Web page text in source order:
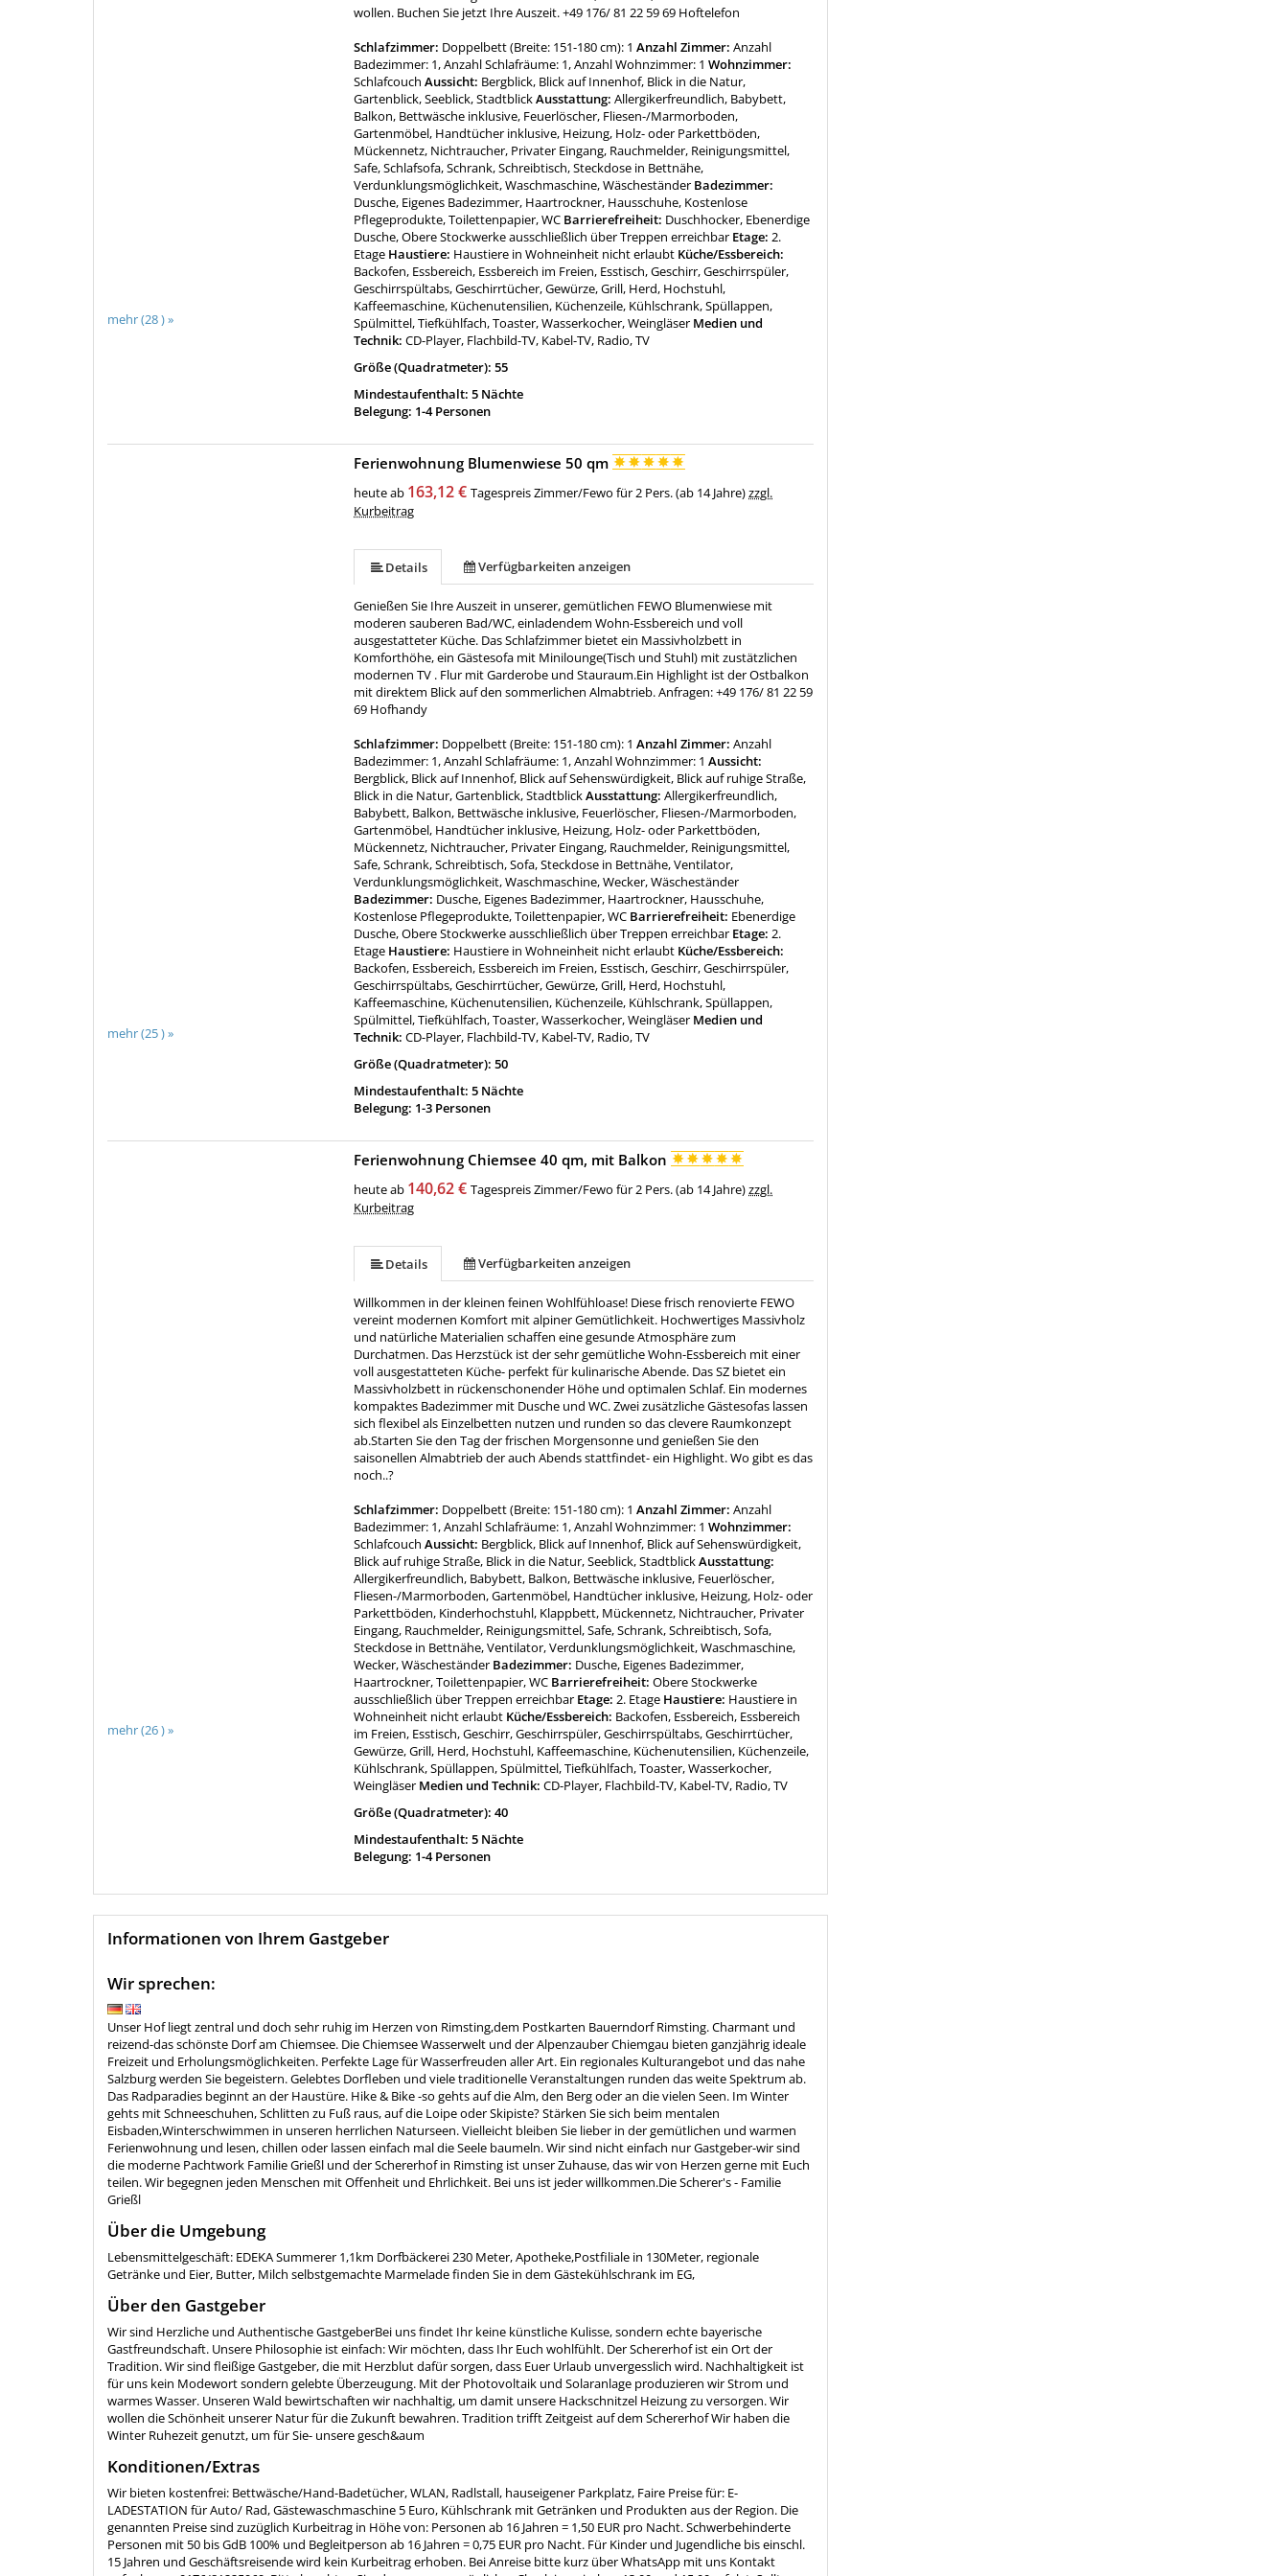
mehr (28 ) »
wollen. Buchen Sie jetzt Ihre Auszeit. +49 176/ 81 22 59 69 Hoftelefon
Schlafzimmer: Doppelbett (Breite: 151-180 cm): 1 Anzahl Zimmer:Anzahl
Badezimmer: 1, Anzahl Schlafräume: 1, Anzahl Wohnzimmer: 1 Wohnzimmer:
Schlafcouch Aussicht: Bergblick, Blick auf Innenhof, Blick in die Natur,
Gartenblick, Seeblick, StadtblickAusstattung:Allergikerfreundlich, Babybett,
Balkon, Bettwäsche inklusive, Feuerlöscher, Fliesen-/Marmorboden,
Gartenmöbel, Handtücher inklusive, Heizung, Holz- oder Parkettböden,
Mückennetz, Nichtraucher, Privater Eingang, Rauchmelder, Reinigungsmittel,
Safe, Schlafsofa, Schrank, Schreibtisch, Steckdose in Bettnähe,
Verdunklungsmöglichkeit, Waschmaschine, Wäscheständer Badezimmer:
Dusche, Eigenes Badezimmer, Haartrockner, Hausschuhe, Kostenlose
Pflegeprodukte, Toilettenpapier, WC Barrierefreiheit: Duschhocker, Ebenerdige
Dusche, Obere Stockwerke ausschließlich über Treppen erreichbar Etage:2.
Etage Haustiere: Haustiere in Wohneinheit nicht erlaubt Küche/Essbereich:
Backofen, Essbereich, Essbereich im Freien, Esstisch, Geschirr, Geschirrspüler,
Geschirrspültabs, Geschirrtücher, Gewürze, Grill, Herd, Hochstuhl,
Kaffeemaschine, Küchenutensilien, Küchenzeile, Kühlschrank, Spüllappen,
Spülmittel, Tiefkühlfach, Toaster, Wasserkocher, Weingläser Medien und
Technik:CD-Player, Flachbild-TV, Kabel-TV, Radio, TV
Größe (Quadratmeter): 55
Mindestaufenthalt: 5 Nächte
Belegung: 1-4 Personen
mehr (25 ) »
Ferienwohnung Blumenwiese 50 qm
heute ab 163,12 € Tagespreis Zimmer/Fewo für 2 Pers. (ab 14 Jahre)zzgl.
Kurbeitrag
Details Verfügbarkeiten anzeigen
Genießen Sie Ihre Auszeit in unserer, gemütlichen FEWO Blumenwiese mit
moderen sauberen Bad/WC, einladendem Wohn-Essbereich und voll
ausgestatteter Küche. Das Schlafzimmer bietet ein Massivholzbett in
Komforthöhe, ein Gästesofa mit Minilounge(Tisch und Stuhl) mit zustätzlichen
modernen TV . Flur mit Garderobe und Stauraum.Ein Highlight ist der Ostbalkon
mit direktem Blick auf den sommerlichen Almabtrieb. Anfragen: +49 176/ 81 22 59
69 Hofhandy
Schlafzimmer: Doppelbett (Breite: 151-180 cm): 1 Anzahl Zimmer:Anzahl
Badezimmer: 1, Anzahl Schlafräume: 1, Anzahl Wohnzimmer: 1 Aussicht:
Bergblick, Blick auf Innenhof, Blick auf Sehenswürdigkeit, Blick auf ruhige Straße,
Blick in die Natur, Gartenblick, StadtblickAusstattung:Allergikerfreundlich,
Babybett, Balkon, Bettwäsche inklusive, Feuerlöscher, Fliesen-/Marmorboden,
Gartenmöbel, Handtücher inklusive, Heizung, Holz- oder Parkettböden,
Mückennetz, Nichtraucher, Privater Eingang, Rauchmelder, Reinigungsmittel,
Safe, Schrank, Schreibtisch, Sofa, Steckdose in Bettnähe, Ventilator,
Verdunklungsmöglichkeit, Waschmaschine, Wecker, Wäscheständer
Badezimmer: Dusche, Eigenes Badezimmer, Haartrockner, Hausschuhe,
Kostenlose Pflegeprodukte, Toilettenpapier, WC Barrierefreiheit: Ebenerdige
Dusche, Obere Stockwerke ausschließlich über Treppen erreichbar Etage:2.
Etage Haustiere: Haustiere in Wohneinheit nicht erlaubt Küche/Essbereich:
Backofen, Essbereich, Essbereich im Freien, Esstisch, Geschirr, Geschirrspüler,
Geschirrspültabs, Geschirrtücher, Gewürze, Grill, Herd, Hochstuhl,
Kaffeemaschine, Küchenutensilien, Küchenzeile, Kühlschrank, Spüllappen,
Spülmittel, Tiefkühlfach, Toaster, Wasserkocher, Weingläser Medien und
Technik:CD-Player, Flachbild-TV, Kabel-TV, Radio, TV
Größe (Quadratmeter): 50
Mindestaufenthalt: 5 Nächte
Belegung: 1-3 Personen
mehr (26 ) »
Ferienwohnung Chiemsee 40 qm, mit Balkon
heute ab 140,62 € Tagespreis Zimmer/Fewo für 2 Pers. (ab 14 Jahre)zzgl.
Kurbeitrag
Details Verfügbarkeiten anzeigen
Willkommen in der kleinen feinen Wohlfühloase! Diese frisch renovierte FEWO
vereint modernen Komfort mit alpiner Gemütlichkeit. Hochwertiges Massivholz
und natürliche Materialien schaffen eine gesunde Atmosphäre zum
Durchatmen. Das Herzstück ist der sehr gemütliche Wohn-Essbereich mit einer
voll ausgestatteten Küche- perfekt für kulinarische Abende. Das SZ bietet ein
Massivholzbett in rückenschonender Höhe und optimalen Schlaf. Ein modernes
kompaktes Badezimmer mit Dusche und WC. Zwei zusätzliche Gästesofas lassen
sich flexibel als Einzelbetten nutzen und runden so das clevere Raumkonzept
ab.Starten Sie den Tag der frischen Morgensonne und genießen Sie den
saisonellen Almabtrieb der auch Abends stattfindet- ein Highlight. Wo gibt es das
noch..?
Schlafzimmer: Doppelbett (Breite: 151-180 cm): 1 Anzahl Zimmer:Anzahl
Badezimmer: 1, Anzahl Schlafräume: 1, Anzahl Wohnzimmer: 1 Wohnzimmer:
Schlafcouch Aussicht: Bergblick, Blick auf Innenhof, Blick auf Sehenswürdigkeit,
Blick auf ruhige Straße, Blick in die Natur, Seeblick, StadtblickAusstattung:
Allergikerfreundlich, Babybett, Balkon, Bettwäsche inklusive, Feuerlöscher,
Fliesen-/Marmorboden, Gartenmöbel, Handtücher inklusive, Heizung, Holz- oder
Parkettböden, Kinderhochstuhl, Klappbett, Mückennetz, Nichtraucher, Privater
Eingang, Rauchmelder, Reinigungsmittel, Safe, Schrank, Schreibtisch, Sofa,
Steckdose in Bettnähe, Ventilator, Verdunklungsmöglichkeit, Waschmaschine,
Wecker, Wäscheständer Badezimmer: Dusche, Eigenes Badezimmer,
Haartrockner, Toilettenpapier, WC Barrierefreiheit:Obere Stockwerke
ausschließlich über Treppen erreichbar Etage:2. Etage Haustiere: Haustiere in
Wohneinheit nicht erlaubt Küche/Essbereich: Backofen, Essbereich, Essbereich
im Freien, Esstisch, Geschirr, Geschirrspüler, Geschirrspültabs, Geschirrtücher,
Gewürze, Grill, Herd, Hochstuhl, Kaffeemaschine, Küchenutensilien, Küchenzeile,
Kühlschrank, Spüllappen, Spülmittel, Tiefkühlfach, Toaster, Wasserkocher,
Weingläser Medien und Technik:CD-Player, Flachbild-TV, Kabel-TV, Radio, TV
Größe (Quadratmeter): 40
Mindestaufenthalt: 5 Nächte
Belegung: 1-4 Personen
Informationen von Ihrem Gastgeber
Wir sprechen:
Unser Hof liegt zentral und doch sehr ruhig im Herzen von Rimsting,dem Postkarten Bauerndorf Rimsting. Charmant und
reizend-das schönste Dorf am Chiemsee. Die Chiemsee Wasserwelt und der Alpenzauber Chiemgau bieten ganzjährig ideale
Freizeit und Erholungsmöglichkeiten. Perfekte Lage für Wasserfreuden aller Art. Ein regionales Kulturangebot und das nahe
Salzburg werden Sie begeistern. Gelebtes Dorfleben und viele traditionelle Veranstaltungen runden das weite Spektrum ab.
Das Radparadies beginnt an der Haustüre. Hike & Bike -so gehts auf die Alm, den Berg oder an die vielen Seen. Im Winter
gehts mit Schneeschuhen, Schlitten zu Fuß raus, auf die Loipe oder Skipiste? Stärken Sie sich beim mentalen
Eisbaden,Winterschwimmen in unseren herrlichen Naturseen. Vielleicht bleiben Sie lieber in der gemütlichen und warmen
Ferienwohnung und lesen, chillen oder lassen einfach mal die Seele baumeln. Wir sind nicht einfach nur Gastgeber-wir sind
die moderne Pachtwork Familie Grießl und der Schererhof in Rimsting ist unser Zuhause, das wir von Herzen gerne mit Euch
teilen. Wir begegnen jeden Menschen mit Offenheit und Ehrlichkeit. Bei uns ist jeder willkommen. ​ Die Scherer's - Familie
Grießl​ ​
Über die Umgebung
Lebensmittelgeschäft: EDEKA Summerer 1,1km Dorfbäckerei 230 Meter, Apotheke,Postfiliale in 130Meter, regionale
Getränke und Eier, Butter, Milch selbstgemachte Marmelade finden Sie in dem Gästekühlschrank im EG,
Über den Gastgeber
Wir sind Herzliche und Authentische Gastgeber ​Bei uns findet Ihr keine künstliche Kulisse, sondern echte bayerische
Gastfreundschaft. Unsere Philosophie ist einfach: Wir möchten, dass Ihr Euch wohlfühlt. Der Schererhof ist ein Ort der
Tradition. Wir sind fleißige Gastgeber, die mit Herzblut dafür sorgen, dass Euer Urlaub unvergesslich wird. Nachhaltigkeit ist
für uns kein Modewort sondern gelebte Überzeugung. Mit der Photovoltaik und Solaranlage produzieren wir Strom und
warmes Wasser. Unseren Wald bewirtschaften wir nachhaltig, um damit unsere Hackschnitzel Heizung zu versorgen. Wir
wollen die Schönheit unserer Natur für die Zukunft bewahren. Tradition trifft Zeitgeist auf dem Schererhof Wir haben die
Winter Ruhezeit genutzt, um für Sie- unsere gesch&aum
Konditionen/Extras
Wir bieten kostenfrei: Bettwäsche/Hand-Badetücher, WLAN, Radlstall, hauseigener Parkplatz, Faire Preise für: E-
LADESTATION für Auto/ Rad, Gästewaschmaschine 5 Euro, Kühlschrank mit Getränken und Produkten aus der Region. Die
genannten Preise sind zuzüglich Kurbeitrag in Höhe von: Personen ab 16 Jahren = 1,50 EUR pro Nacht. Schwerbehinderte
Personen mit 50 bis GdB 100% und Begleitperson ab 16 Jahren = 0,75 EUR pro Nacht. Für Kinder und Jugendliche bis einschl.
15 Jahren und Geschäftsreisende wird kein Kurbeitrag erhoben. Bei Anreise bitte kurz über WhatsApp mit uns Kontakt